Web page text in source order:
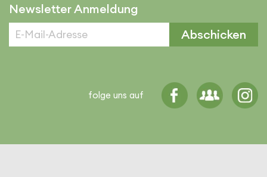
Newsletter Anmeldung
Abschicken
folge uns auf